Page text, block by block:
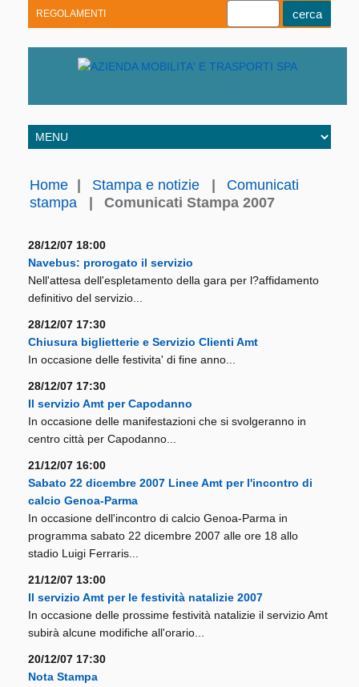
REGOLAMENTI
Home Stampa e notizie
Comunicati
stampa
Comunicati Stampa 2007
28/12/07 18:00
Navebus: prorogato il servizio
Nell'attesa dell'espletamento della gara per l?affidamento
definitivo del servizio...
28/12/07 17:30
Chiusura biglietterie e Servizio Clienti Amt
In occasione delle festivita' di fine anno...
28/12/07 17:30
Il servizio Amt per Capodanno
In occasione delle manifestazioni che si svolgeranno in
centro città per Capodanno...
21/12/07 16:00
Sabato 22 dicembre 2007 Linee Amt per l'incontro di
calcio Genoa-Parma
In occasione dell'incontro di calcio Genoa-Parma in
programma sabato 22 dicembre 2007 alle ore 18 allo
stadio Luigi Ferraris...
21/12/07 13:00
Il servizio Amt per le festività natalizie 2007
In occasione delle prossime festività natalizie il servizio Amt
subirà alcune modifiche all'orario...
20/12/07 17:30
Nota Stampa